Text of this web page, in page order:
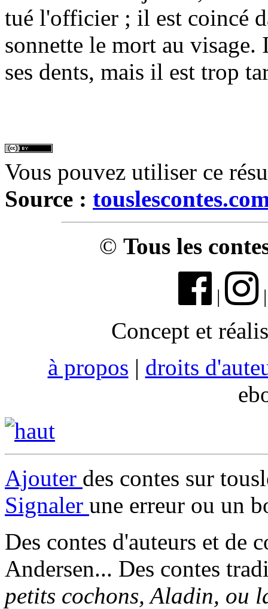
tué l'officier ; il est coincé
sonnette le mort au visage.
ses dents, mais il est trop
Vous pouvez utiliser ce
Source :
© Tous les
|
Concept et
à propos | droits
Ajouter des contes sur
Signaler une erreur ou un
Des contes d'auteurs et de
Andersen... Des contes
petits cochons, Aladin, ou